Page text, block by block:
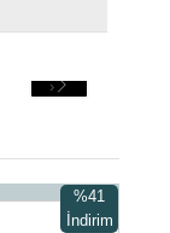
%41
İndirim
›